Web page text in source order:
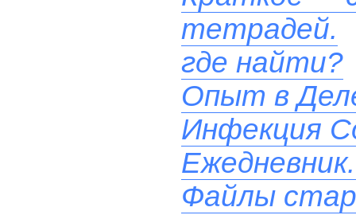
тетрадей.
где найти?
Опыт в
Инфекция
Файлы